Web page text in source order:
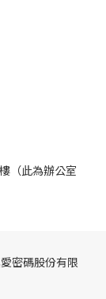
（此為辦公室
密碼股份有限